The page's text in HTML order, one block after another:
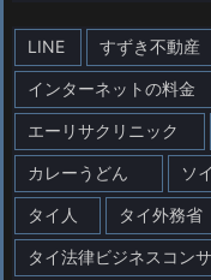
LINE すずき不動産
インターネットの料金
エーリサクリニック
カレーうどん ソ
タイ人 タイ外務省
タイ法律ビジネスコン